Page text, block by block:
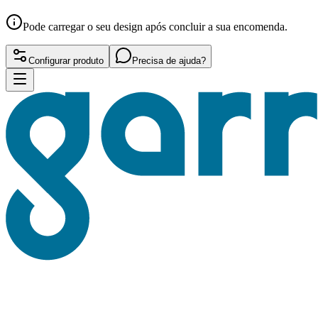
Pode carregar o seu design após concluir a sua encomenda.
Configurar produto Precisa de ajuda?